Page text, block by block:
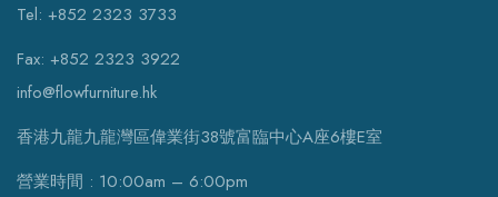
Tel: +852 2323 3733
Fax: +852 2323 3922
info@flowfurniture.hk
香港九龍九龍灣區偉業街38號富臨中心A座6樓E室
營業時間 : 10:00am – 6:00pm